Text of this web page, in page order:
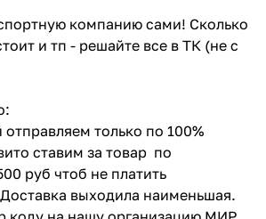
компанию сами! Сколько
и тп - решайте все в ТК (не с
только по 100%
ставим за товар по
руб чтоб не платить
выходила наименьшая.